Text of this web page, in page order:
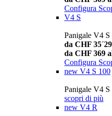
Configura
V4 S
Panigale V4 S
da CHF
da CHF 369
Configura
new V4 S 100
Panigale V4 S
scopri di più
new V4 R